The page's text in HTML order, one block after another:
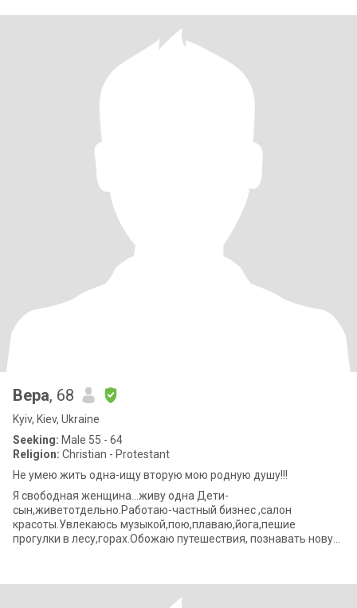
Вера, 68
Kyiv, Kiev, Ukraine
Seeking: Male 55 - 64
Religion: Christian - Protestant
Не умею жить одна-ищу вторую мою родную душу!!!
Я свободная женщина...живу одна Дети-
сын,живетотдельно.Работаю-частный бизнес ,салон
красоты.Увлекаюсь музыкой,пою,плаваю,йога,пешие
прогулки в лесу,горах.Обожаю путешествия, познавать новую